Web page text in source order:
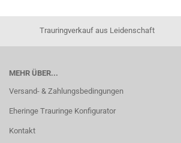
Trauringverkauf aus Leidenschaft
MEHR ÜBER...
Versand- & Zahlungsbedingungen
Eheringe Trauringe Konfigurator
Kontakt